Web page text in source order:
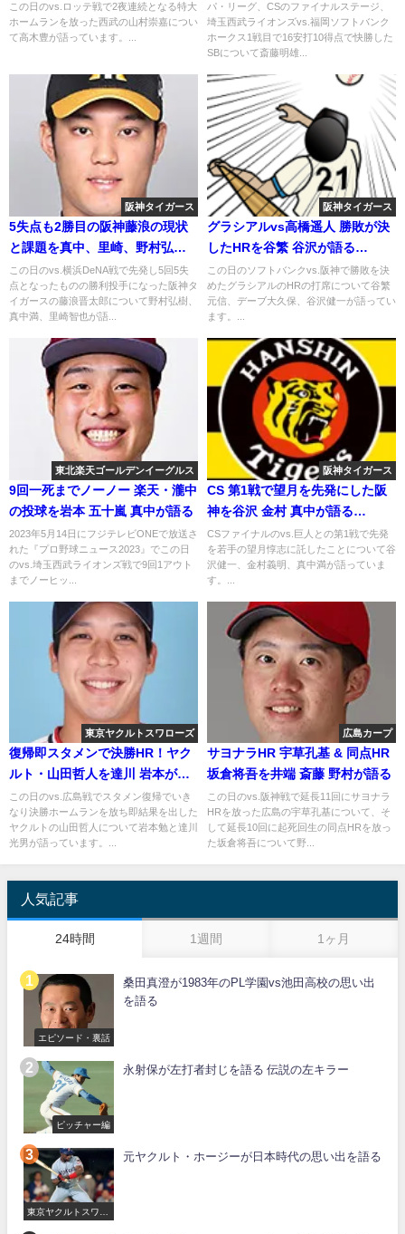
この日のvs.ロッテ戦で2夜連続となる特大
ホームランを放った西武の山村崇嘉につい
て高木豊が語っています。...
2018年10月17日
パ・リーグ、CSのファイナルステージ、
埼玉西武ライオンズvs.福岡ソフトバンク
ホークス1戦目で16安打10得点で快勝した
SBについて斎藤明雄...
阪神タイガース
5失点も2勝目の阪神藤浪の現状
と課題を真中、里崎、野村弘樹
が語る 2018年6月27日
この日のvs.横浜DeNA戦で先発し5回5失
点となったものの勝利投手になった阪神タ
イガースの藤浪晋太郎について野村弘樹、
真中満、里崎智也が語...
阪神タイガース
グラシアルvs高橋遥人 勝敗が決
したHRを谷繁 谷沢が語る
2019.6.13
この日のソフトバンクvs.阪神で勝敗を決
めたグラシアルのHRの打席について谷繁
元信、デーブ大久保、谷沢健一が語ってい
ます。...
東北楽天ゴールデンイーグルス
9回一死までノーノー 楽天・瀧中
の投球を岩本 五十嵐 真中が語る
2023年5月14日にフジテレビONEで放送さ
れた『プロ野球ニュース2023』でこの日
のvs.埼玉西武ライオンズ戦で9回1アウト
までノーヒッ...
阪神タイガース
CS 第1戦で望月を先発にした阪
神を谷沢 金村 真中が語る
2019.10.9
CSファイナルのvs.巨人との第1戦で先発
を若手の望月惇志に託したことについて谷
沢健一、金村義明、真中満が語っていま
す。...
東京ヤクルトスワローズ
復帰即スタメンで決勝HR！ヤク
ルト・山田哲人を達川 岩本が語
る
この日のvs.広島戦でスタメン復帰でいき
なり決勝ホームランを放ち即結果を出した
ヤクルトの山田哲人について岩本勉と達川
光男が語っています。...
広島カープ
サヨナラHR 宇草孔基 & 同点HR
坂倉将吾を井端 斎藤 野村が語る
この日のvs.阪神戦で延長11回にサヨナラ
HRを放った広島の宇草孔基について、そ
して延長10回に起死回生の同点HRを放っ
た坂倉将吾について野...
人気記事
24時間 1週間 1ヶ月
エピソード・裏話
桑田真澄が1983年のPL学園vs池田高校の思い出
を語る
ピッチャー編
永射保が左打者封じを語る 伝説の左キラー
東京ヤクルトスワロ
元ヤクルト・ホージーが日本時代の思い出を語る